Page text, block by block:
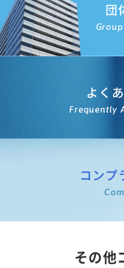
団
よく
Frequently
コンプ
その他